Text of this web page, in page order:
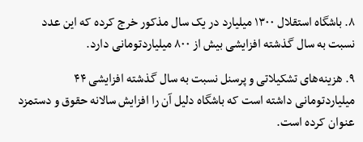
۸. باشگاه استقلال ۱۳۰۰ میلیارد در یک سال مذکور خرج کرده که این عدد
نسبت به سال گذشته افزایشی بیش از ۸۰۰ میلیاردتومانی دارد.
۹. هزینه‌های تشکیلاتی و پرسنل نسبت به سال گذشته افزایشی ۴۴
میلیاردتومانی داشته است که باشگاه دلیل آن را افزایش سالانه حقوق و دستمزد
عنوان کرده است.